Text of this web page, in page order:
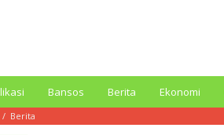
Bansos Berita Ekonomi
/ Berita